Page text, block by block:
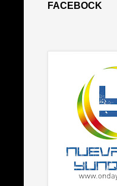
FACEBOCK